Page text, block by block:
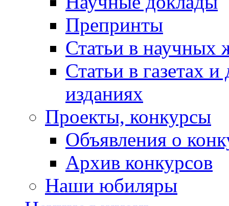
Препринты
Статьи в научных
Статьи в газетах
изданиях
Проекты, конкурсы
Объявления о
Архив конкурсов
Наши юбиляры